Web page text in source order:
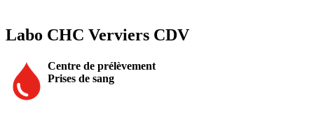
Labo CHC Verviers CDV
Centre de prélèvement
Prises de sang